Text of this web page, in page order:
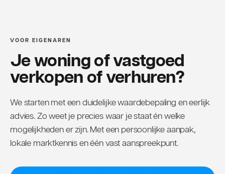
VOOR EIGENAREN
Je woning of vastgoed
verkopen of verhuren?
We starten met een duidelijke waardebepaling en eerlijk
advies. Zo weet je precies waar je staat én welke
mogelijkheden er zijn. Met een persoonlijke aanpak,
lokale marktkennis en één vast aanspreekpunt.